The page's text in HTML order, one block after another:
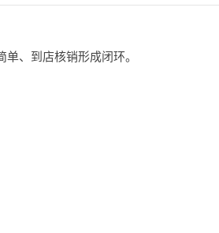
、到店核销形成闭环。